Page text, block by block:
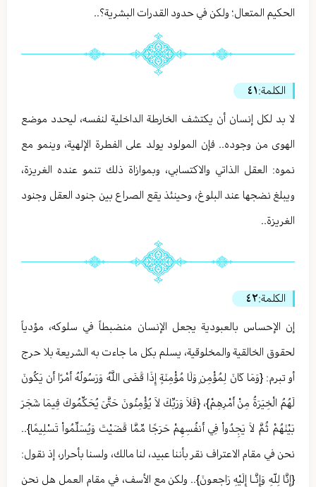
الحكيم المتعال؛ ولكن في حدود القدرات البشرية؟..
الكلمة:٤١
لا بد لكل إنسان أن يكتشف الخارطة الداخلية لنفسه، ليحدد موضع
الهوى من وجوده.. فإن المولود يولد على الفطرة الإلهية، وينمو مع
نموه: العقل الذاتي والاكتسابي، وبموازاة ذلك تنمو عنده الغريزة،
ويبلغ نضجها عند البلوغ، وحينئذ يقع الصراع بين جنود العقل وجنود
الغريزة..
الكلمة:٤٢
إن الإحساس بالعبودية يجعل الإنسان منضبطاً في سلوكه، مؤدياً
لحقوق الخالقية والمخلوقية، يسلم بكل ما جاءت به الشريعة بلا حرج
أو تبرم: {وَمَا كَانَ لِمُؤْمِنٍ وَلَا مُؤْمِنَةٍ إِذَا قَضَى اللَّهُ وَرَسُولُهُ أَمْرًا أَن يَكُونَ
لَهُمُ الْخِيَرَةُ مِنْ أَمْرِهِمْ}، {فَلاَ وَرَبِّكَ لاَ يُؤْمِنُونَ حَتَّىَ يُحَكِّمُوكَ فِيمَا شَجَرَ
بَيْنَهُمْ ثُمَّ لاَ يَجِدُواْ فِي أَنفُسِهِمْ حَرَجًا مِّمَّا قَضَيْتَ وَيُسَلِّمُواْ تَسْلِيمًا}..
نحن في مقام الاعتراف نقر بأننا عبيد، لنا مالك، ولسنا بأحرار، إذ نقول:
{إِنَّا لِلّهِ وَإِنَّـا إِلَيْهِ رَاجِعونَ}.. ولكن مع الأسف، في مقام العمل هل نحن